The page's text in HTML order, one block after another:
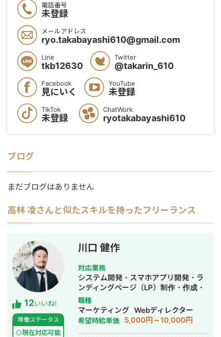
電話番号
未登録
メールアドレス
ryo.takabayashi610@gmail.com
Line
tkb12630
Twitter
@takarin_610
Facebook
見にいく
YouTube
未登録
TikTok
未登録
ChatWork
ryotakabayashi610
ブログ
まだブログはありません
高林 凌さんと似たスキルを持ったフリーランス
12いいね!
稼働ステータス
◎現在対応可能
川口 健作
対応業務
システム開発・スマホアプリ開発・ラ
ンディングページ（LP）制作・作成・
Youtubeチャンネル運営代行・立ち上
げ・ECサイト構築・ネットショップ作
成代行・SEO対策・新規事業立上・
SNS運用代行・記事作成代行・ライテ
職種
マーケティング Webディレクター
希望時給単価 5,000円～10,000円